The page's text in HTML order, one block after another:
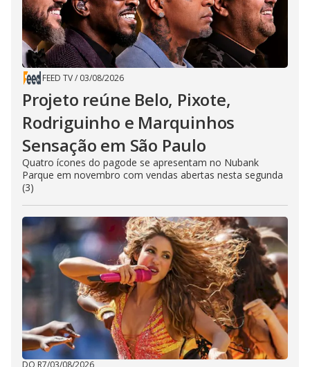
FEED TV/ 03/08/2026
Projeto reúne Belo, Pixote,
Rodriguinho e Marquinhos
Sensação em São Paulo
Quatro ícones do pagode se apresentam no Nubank
Parque em novembro com vendas abertas nesta segunda
(3)
DO R7/03/08/2026